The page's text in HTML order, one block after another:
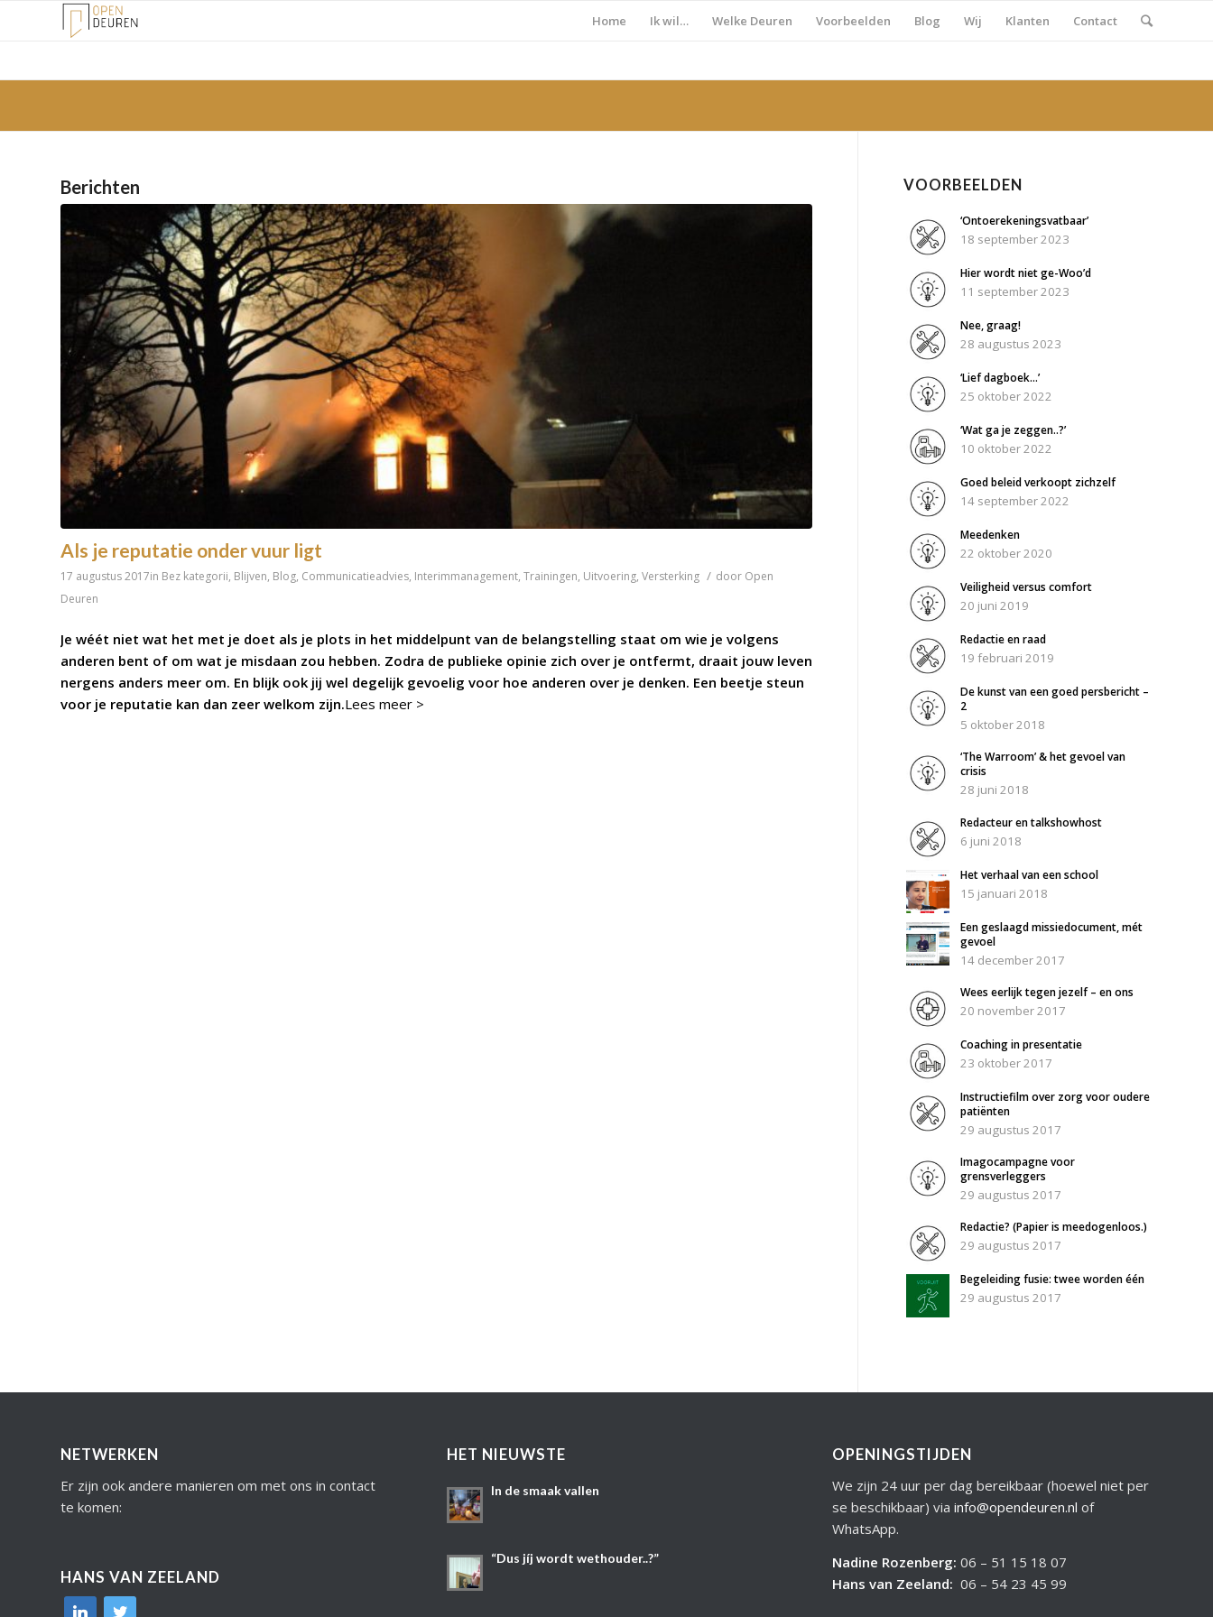
Home Ik wil… Welke Deuren Voorbeelden Blog Wij Klanten Contact
Berichten
Als je reputatie onder vuur ligt
17 augustus 2017in Bez kategorii, Blijven, Blog, Communicatieadvies, Interimmanagement, Trainingen, Uitvoering, Versterking / door Open
Deuren
Je wéét niet wat het met je doet als je plots in het middelpunt van de belangstelling staat om wie je volgens
anderen bent of om wat je misdaan zou hebben. Zodra de publieke opinie zich over je ontfermt, draait jouw leven
nergens anders meer om. En blijk ook jij wel degelijk gevoelig voor hoe anderen over je denken. Een beetje steun
voor je reputatie kan dan zeer welkom zijn.Lees meer >
VOORBEELDEN
‘Ontoerekeningsvatbaar’
18 september 2023
Hier wordt niet ge-Woo’d
11 september 2023
Nee, graag!
28 augustus 2023
‘Lief dagboek…’
25 oktober 2022
‘Wat ga je zeggen..?’
10 oktober 2022
Goed beleid verkoopt zichzelf
14 september 2022
Meedenken
22 oktober 2020
Veiligheid versus comfort
20 juni 2019
Redactie en raad
19 februari 2019
De kunst van een goed persbericht –
2
5 oktober 2018
‘The Warroom’ & het gevoel van
crisis
28 juni 2018
Redacteur en talkshowhost
6 juni 2018
Het verhaal van een school
15 januari 2018
Een geslaagd missiedocument, mét
gevoel
14 december 2017
Wees eerlijk tegen jezelf – en ons
20 november 2017
Coaching in presentatie
23 oktober 2017
Instructiefilm over zorg voor oudere
patiënten
29 augustus 2017
Imagocampagne voor
grensverleggers
29 augustus 2017
Redactie? (Papier is meedogenloos.)
29 augustus 2017
Begeleiding fusie: twee worden één
29 augustus 2017
NETWERKEN
Er zijn ook andere manieren om met ons in contact
te komen:
HANS VAN ZEELAND
linkedin
twitter
HET NIEUWSTE
In de smaak vallen
“Dus jíj wordt wethouder..?”
OPENINGSTIJDEN
We zijn 24 uur per dag bereikbaar (hoewel niet per
se beschikbaar) viainfo@opendeuren.nl of
WhatsApp.
Nadine Rozenberg:06 – 51 15 18 07
Hans van Zeeland:06 – 54 23 45 99